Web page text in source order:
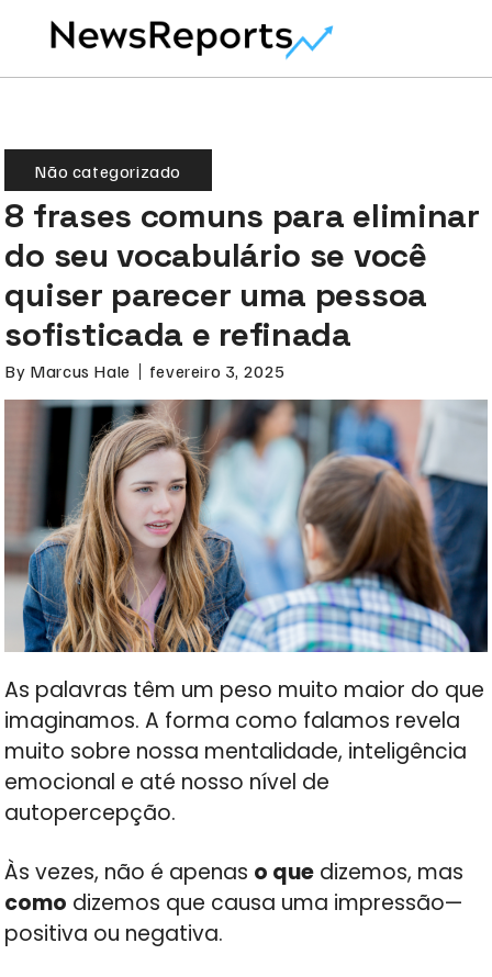
Não categorizado
8 frases comuns para eliminar
do seu vocabulário se você
quiser parecer uma pessoa
sofisticada e refinada
By Marcus Hale fevereiro 3, 2025
As palavras têm um peso muito maior do que
imaginamos. A forma como falamos revela
muito sobre nossa mentalidade, inteligência
emocional e até nosso nível de
autopercepção.
Às vezes, não é apenas o que dizemos, mas
como dizemos que causa uma impressão—
positiva ou negativa.